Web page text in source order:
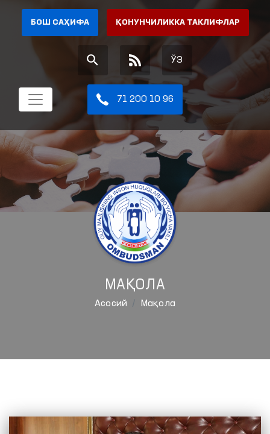
БОШ САҲИФА ҚОНУНЧИЛИККА ТАКЛИФЛАР
ЎЗ
71 200 10 96
МАҚОЛА
Aсосий Мақола